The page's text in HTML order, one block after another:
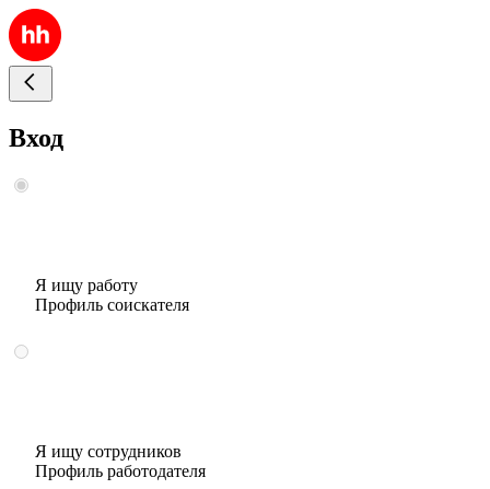
Вход
Я ищу работу
Профиль соискателя
Я ищу сотрудников
Профиль работодателя